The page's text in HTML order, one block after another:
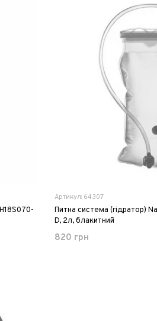
Артикул: 64307
Питна система (гідратор)
D, 2л, блакитний
820 грн